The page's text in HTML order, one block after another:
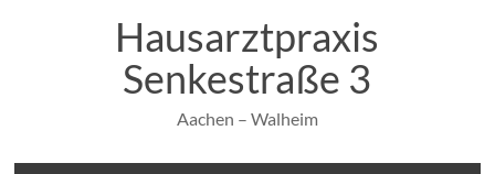
Hausarztpraxis
Senkestraße 3
Aachen – Walheim